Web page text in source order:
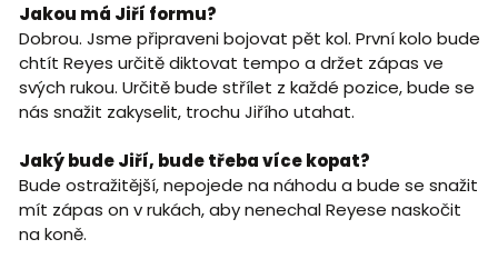
Jakou má Jiří formu?
Dobrou. Jsme připraveni bojovat pět kol. První kolo bude
chtít Reyes určitě diktovat tempo a držet zápas ve
svých rukou. Určitě bude střílet z každé pozice, bude se
nás snažit zakyselit, trochu Jiřího utahat.
Jaký bude Jiří, bude třeba více kopat?
Bude ostražitější, nepojede na náhodu a bude se snažit
mít zápas on v rukách, aby nenechal Reyese naskočit
na koně.